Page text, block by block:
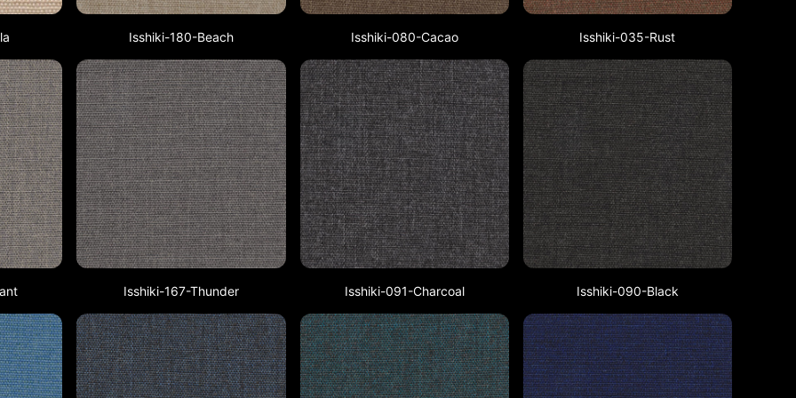
Isshiki-180-Beach Isshiki-080-Cacao Isshiki-035-Rust
Isshiki-167-Thunder Isshiki-091-Charcoal Isshiki-090-Black